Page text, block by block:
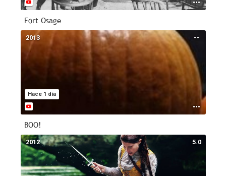
Fort Osage
--
Hace 1 día
2013
BOO!
5.0
2012